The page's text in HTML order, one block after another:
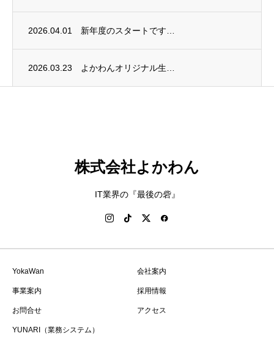
2026.04.01 新年度のスタートです…
2026.03.23 よかわんオリジナル生…
株式会社よかわん
IT業界の『最後の砦』
YokaWan 会社案内
事業案内 採用情報
お問合せ アクセス
YUNARI（業務システム）